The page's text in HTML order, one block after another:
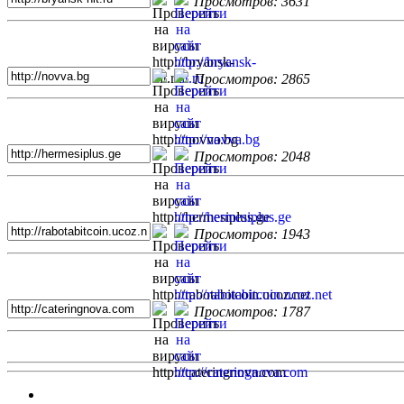
Просмотров: 2865
Просмотров: 2048
Просмотров: 1943
Просмотров: 1787